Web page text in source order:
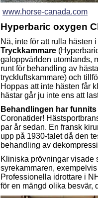
www.horse-canada.com
Hyperbaric oxygen
Nä, inte för att rulla hästen
Tryckkammare
galoppvärlden utomlands,
runt för behandling av
tryckluftskammare) och
Hoppas att inte hästen får
hästar går ju inte ens att
Behandlingen har
Coronatider!
par år sedan. En fransk
upp på 1930-talet då den
behandling av
Kliniska prövningar visade
syrekammaren,
Professionella idrottare i
för en mängd olika besvär,